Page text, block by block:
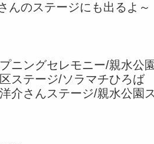
んのステージにも出るよ～
ニングセレモニー/親水公
ステージ/ソラマチひろば
介さんステージ/親水公園